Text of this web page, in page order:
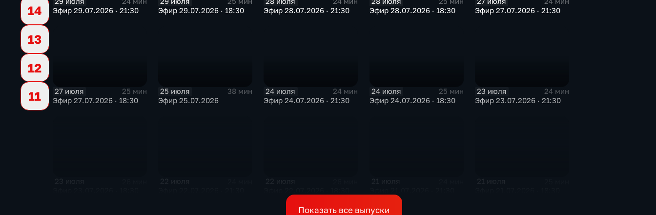
14
13
12
11
Эфир 29.07.2026 · 21:30
Эфир 29.07.2026 · 18:30
Эфир 28.07.2026 · 21:30
Эфир 28.07.2026 · 18:30
Эфир 27.07.2026 · 21:30
27 июля
25 мин
Эфир 27.07.2026 · 18:30
25 июля
38 мин
Эфир 25.07.2026
24 июля
24 мин
Эфир 24.07.2026 · 21:30
24 июля
25 мин
Эфир 24.07.2026 · 18:30
23 июля
24 мин
Эфир 23.07.2026 · 21:30
23 июля 22 июля 22 июля 21 июля 21 июля
Показать все выпуски